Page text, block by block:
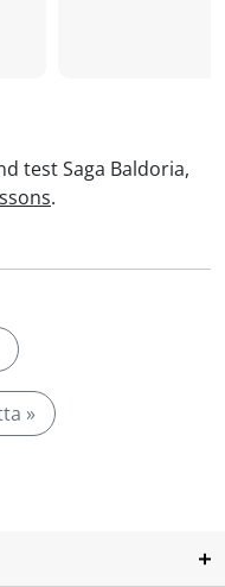
test Saga Baldoria,
.
»